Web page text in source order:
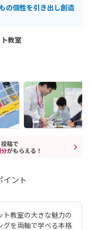
の個性を引き出し創造
教室
稿で
がもらえる！
イント
ト教室の大きな魅力の
グを両軸で学べる本格